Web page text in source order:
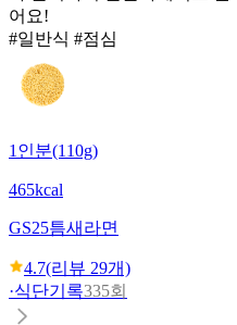
어요!
#일반식 #점심
1인분(110g)
465kcal
GS25틈새라면
4.7(리뷰 29개)
·식단기록335회